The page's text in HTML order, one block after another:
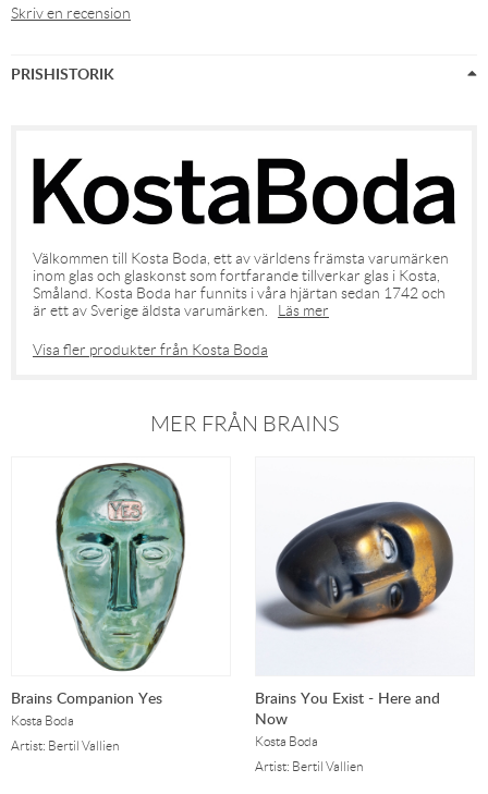
Skriv en recension
PRISHISTORIK
Välkommen till Kosta Boda, ett av världens främsta varumärken
inom glas och glaskonst som fortfarande tillverkar glas i Kosta,
Småland. Kosta Boda har funnits i våra hjärtan sedan 1742 och
är ett av Sverige äldsta varumärken. Läs mer
Visa fler produkter från Kosta Boda
MER FRÅN BRAINS
Brains Companion Yes
Kosta Boda
Artist: Bertil Vallien
Brains You Exist - Here and
Now
Kosta Boda
Artist: Bertil Vallien